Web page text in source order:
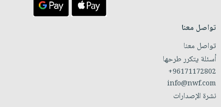
تواصل معنا
تواصل معنا
أسئلة يتكرر طرحها
+96171172802
info@nwf.com
نشرة الإصدارات